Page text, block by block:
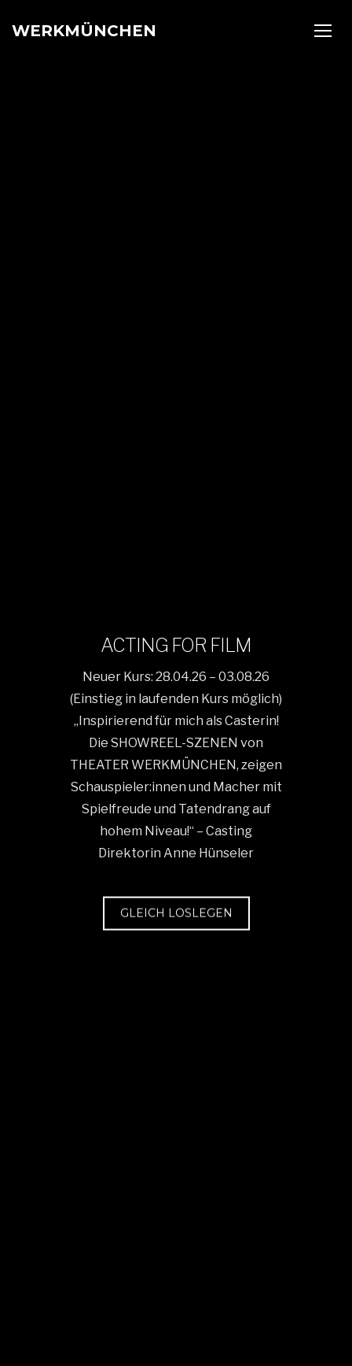
WERKMÜNCHEN
ACTING FOR FILM
Neuer Kurs: 28.04.26 – 03.08.26
(Einstieg in laufenden Kurs möglich)
„Inspirierend für mich als Casterin!
Die SHOWREEL-SZENEN von
THEATER WERKMÜNCHEN, zeigen
Schauspieler:innen und Macher mit
Spielfreude und Tatendrang auf
hohem Niveau!“ – Casting
Direktorin Anne Hünseler
GLEICH LOSLEGEN